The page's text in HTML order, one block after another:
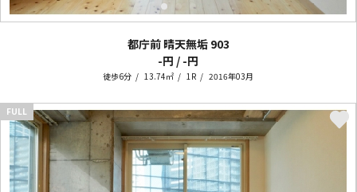
都庁前 晴天無垢 903
-円 / -円
徒歩6分 13.74㎡ 1R 2016年03月
FULL